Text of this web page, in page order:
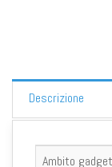
Descrizione
Ambito gadget